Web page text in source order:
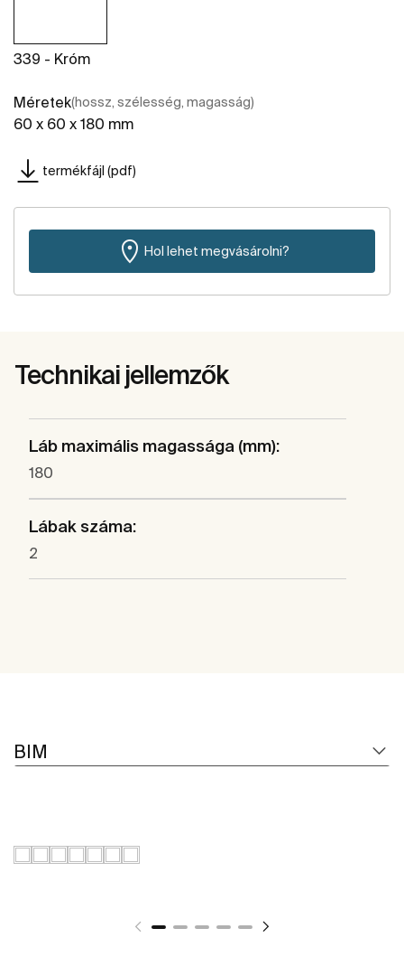
339 - Króm
Méretek(hossz, szélesség, magasság)
60 x 60 x 180 mm
termékfájl (pdf)
Hol lehet megvásárolni?
Technikai jellemzők
Láb maximális magassága (mm):
180
Lábak száma:
2
BIM